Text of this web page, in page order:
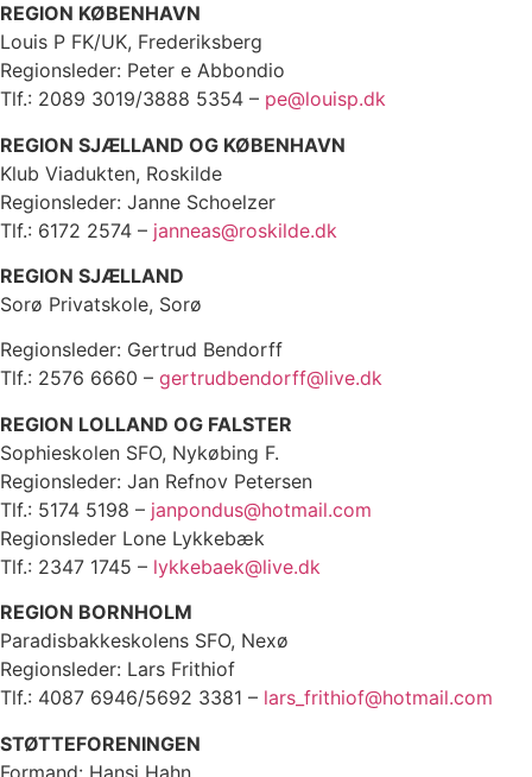
REGION KØBENHAVN
Louis P FK/UK, Frederiksberg
Regionsleder: Peter e Abbondio
Tlf.: 2089 3019/3888 5354 – pe@louisp.dk
REGION SJÆLLAND OG KØBENHAVN
Klub Viadukten, Roskilde
Regionsleder: Janne Schoelzer
Tlf.: 6172 2574 – janneas@roskilde.dk
REGION SJÆLLAND
Sorø Privatskole, Sorø
Regionsleder: Gertrud Bendorff
Tlf.: 2576 6660 – gertrudbendorff@live.dk
REGION LOLLAND OG FALSTER
Sophieskolen SFO, Nykøbing F.
Regionsleder: Jan Refnov Petersen
Tlf.: 5174 5198 – janpondus@hotmail.com
Regionsleder Lone Lykkebæk
Tlf.: 2347 1745 – lykkebaek@live.dk
REGION BORNHOLM
Paradisbakkeskolens SFO, Nexø
Regionsleder: Lars Frithiof
Tlf.: 4087 6946/5692 3381 – lars_frithiof@hotmail.com
STØTTEFORENINGEN
Formand: Hansi Hahn